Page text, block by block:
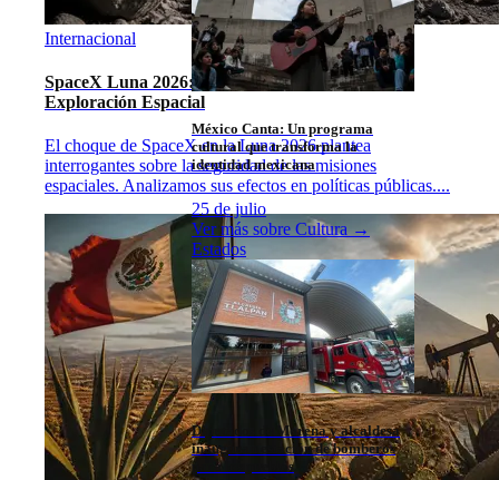
México Canta: Un programa
cultural que transforma la
identidad mexicana
25 de julio
Ver más sobre Cultura→
Estados
Diputados de Morena y alcaldesa
inauguran estación de bomberos
para los pueblos
Internacional
SpaceX Luna 2026: Implicaciones para la
Exploración Espacial
El choque de SpaceX en la Luna 2026 plantea
interrogantes sobre la seguridad de las misiones
espaciales. Analizamos sus efectos en políticas públicas....